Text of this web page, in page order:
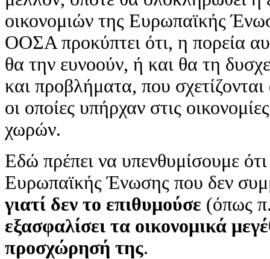
οικονομιών της Ευρωπαϊκής
ΟΟΣΑ προκύπτει ότι, η πορεία
θα την ευνοούν, ή και θα τη
και προβλήματα, που
οι οποίες υπήρχαν στις
χωρών.
Εδώ πρέπει να υπενθυμίσουμε
Ευρωπαϊκής Ένωσης που δεν
γιατί δεν το επιθυμούσε (όπως
εξασφαλίσει τα οικονομικά
προσχώρησή της.